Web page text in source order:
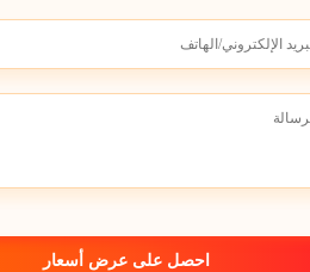
الحديد سامة
صحية لذلك قد
ولا يشكل
كيماويات
للمزارعين
احصل على عرض أسعار